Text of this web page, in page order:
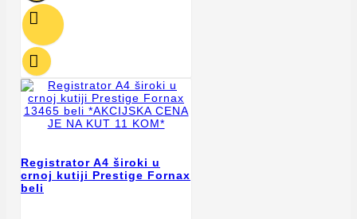


Registrator A4 široki u
crnoj kutiji Prestige Fornax
beli